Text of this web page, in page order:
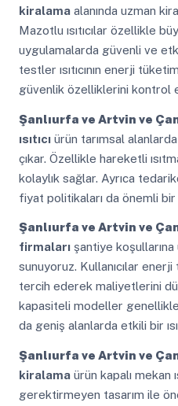
kiralamaalanında uzman
Mazotlu ısıtıcılar özellikle
uygulamalarda güvenli ve
testler ısıtıcının enerji
güvenlik özelliklerini kontrol
Şanlıurfa ve Artvin ve
ısıtıcıürün tarımsal alanlarda
çıkar. Özellikle hareketli
kolaylık sağlar. Ayrıca
fiyat politikaları da önemli bir
Şanlıurfa ve Artvin ve
firmalarışantiye koşullarına
sunuyoruz. Kullanıcılar
tercih ederek maliyetlerini
kapasiteli modeller genellikle
da geniş alanlarda etkili bir
Şanlıurfa ve Artvin ve
kiralamaürün kapalı mekan
gerektirmeyen tasarım ile